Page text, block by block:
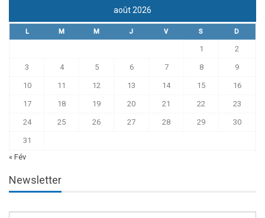
août 2026
L M M J V S D
1 2
3 4 5 6 7 8 9
10 11 12 13 14 15 16
17 18 19 20 21 22 23
24 25 26 27 28 29 30
31
« Fév
Newsletter